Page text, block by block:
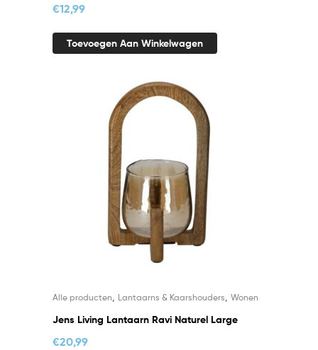
€12,99
Toevoegen Aan Winkelwagen
Alle producten, Lantaarns & Kaarshouders, Wonen
Jens Living Lantaarn Ravi Naturel Large
€20,99